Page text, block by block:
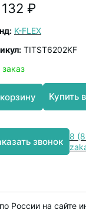
132 ₽
K-FLEX
TITST6202KF
Купить
звонок
8
России на сайте